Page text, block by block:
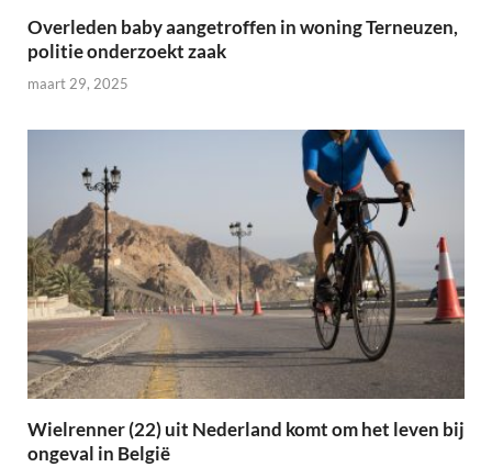
Overleden baby aangetroffen in woning Terneuzen,
politie onderzoekt zaak
maart 29, 2025
Wielrenner (22) uit Nederland komt om het leven bij
ongeval in België